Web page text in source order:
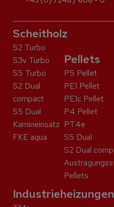
Scheitholz
S2 Turbo
S3v Turbo
S5 Turbo
S2 Dual
compact
S5 Dual
Kaminein­satz
FKE aqua
Pellets
P5 Pellet
PE1 Pellet
PE1c Pellet
P4 Pellet
PT4e
S5 Dual
S2 Dual
Pellets
Industrieheizungen